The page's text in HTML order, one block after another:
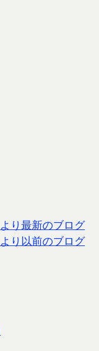
より最新のブログ
より以前のブログ